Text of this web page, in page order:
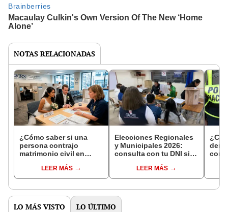
NOTAS RELACIONADAS
¿Cómo saber si una
persona contrajo
matrimonio civil en
LEER MÁS
Elecciones Regionales
y Municipales 2026:
consulta con tu DNI si
de mesa para este 4 de
octubre en el link oficial
LEER MÁS
con
LO MÁS VISTO LO ÚLTIMO